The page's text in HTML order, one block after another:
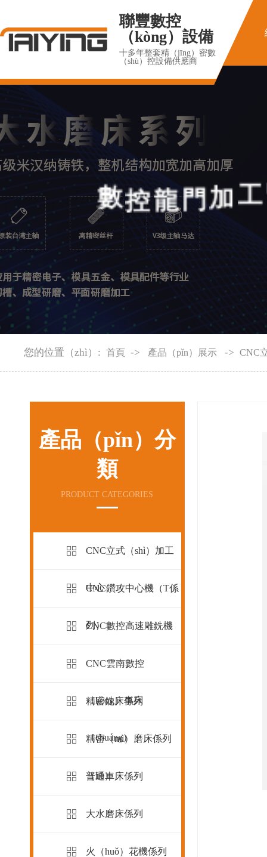
聯豐數控
（kòng）設備
十多年整套精（jīng）密數
（shù）控設備供應商
數控龍門加工
您的位置（zhì）: 首頁 -> 產品（pǐn）展示 -> CNC
產品（pǐn）分
類
PRODUCT CATEGORIES
CNC立式（shì）加工
中心
CNC鑽攻中心機（T係
列）
CNC數控高速雕銑機
CNC雲南數控
（kòng）車床
（chuáng）
精密銑床係列
精密（mì）磨床係列
（liè）
普通車床係列
大水磨床係列
火（huǒ）花機係列